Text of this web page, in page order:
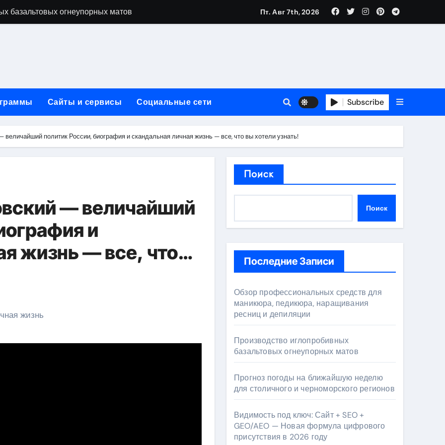
базальтовых огнеупорных матов
+ GEO/AEO — Новая формула цифрового присутствия в 2026 году
горячие и мобильные варианты, рейтинг по безопасности и советы по выбору
без верификации и участия банков с пополнением в USDT
принципы SEO, рекламные каналы и техническая поддержка
Пт. Авг 7th, 2026
Сайты и сервисы Социальные сети Subscribe
политик России, биография и скандальная личная жизнь — все, что вы хотели узнать!
— величайший
и
жизнь — все, что
Поиск
Поиск
Последние Записи
Обзор профессиональных средств для
маникюра, педикюра, наращивания
ресниц и депиляции
Производство иглопробивных
базальтовых огнеупорных матов
Прогноз погоды на ближайшую неделю
для столичного и черноморского регионов
Видимость под ключ: Сайт + SEO +
GEO/AEO — Новая формула цифрового
присутствия в 2026 году